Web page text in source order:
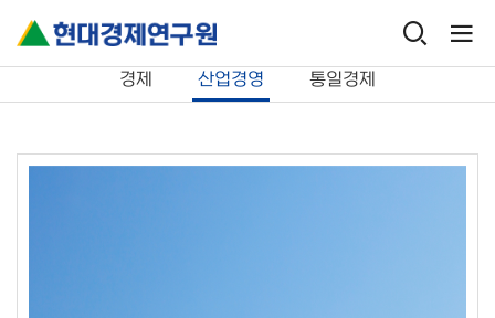
연구보고서
경제 산업경영 통일경제